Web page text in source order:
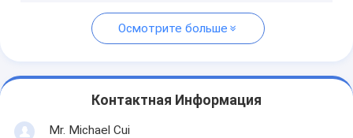
Осмотрите больше
Контактная Информация
Mr. Michael Cui